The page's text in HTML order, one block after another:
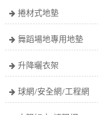
捲材式地墊
舞蹈場地專用地墊
升降曬衣架
球網/安全網/工程網